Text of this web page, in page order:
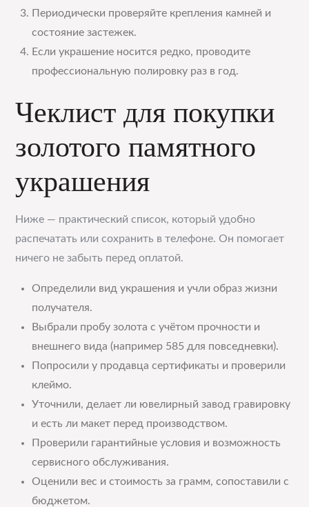
Периодически проверяйте крепления камней и
состояние застежек.
Если украшение носится редко, проводите
профессиональную полировку раз в год.
Чеклист для покупки
золотого памятного
украшения
Ниже — практический список, который удобно
распечатать или сохранить в телефоне. Он помогает
ничего не забыть перед оплатой.
Определили вид украшения и учли образ жизни
получателя.
Выбрали пробу золота с учётом прочности и
внешнего вида (например 585 для повседневки).
Попросили у продавца сертификаты и проверили
клеймо.
Уточнили, делает ли ювелирный завод гравировку
и есть ли макет перед производством.
Проверили гарантийные условия и возможность
сервисного обслуживания.
Оценили вес и стоимость за грамм, сопоставили с
бюджетом.